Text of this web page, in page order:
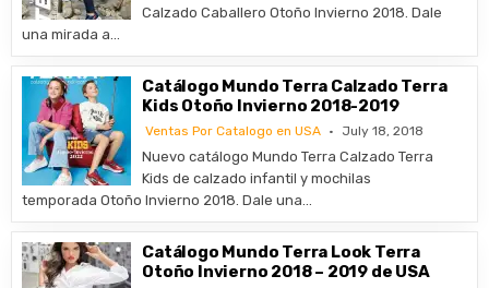
Calzado Caballero Otoño Invierno 2018. Dale
una mirada a…
Catálogo Mundo Terra Calzado Terra
Kids Otoño Invierno 2018-2019
Ventas Por Catalogo en USA July 18, 2018
Nuevo catálogo Mundo Terra Calzado Terra
Kids de calzado infantil y mochilas
temporada Otoño Invierno 2018. Dale una…
Catálogo Mundo Terra Look Terra
Otoño Invierno 2018 – 2019 de USA